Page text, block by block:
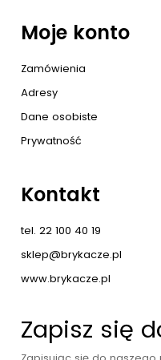
Moje konto
Zamówienia
Adresy
Dane osobiste
Prywatność
Kontakt
tel. 22 100 40 19
sklep@brykacze.pl
www.brykacze.pl
Zapisz się